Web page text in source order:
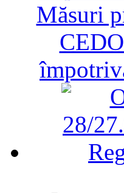
Măsuri